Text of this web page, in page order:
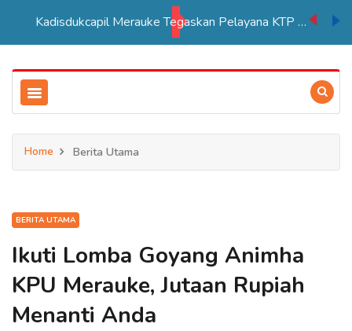
Kadisdukcapil Merauke Tegaskan Pelayana KTP Sesuai SOP
Home Berita Utama
BERITA UTAMA
Ikuti Lomba Goyang Animha
KPU Merauke, Jutaan Rupiah
Menanti Anda